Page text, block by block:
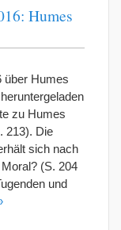
Humes
über Humes
zu Humes
213). Die
sich nach
(S. 204
und